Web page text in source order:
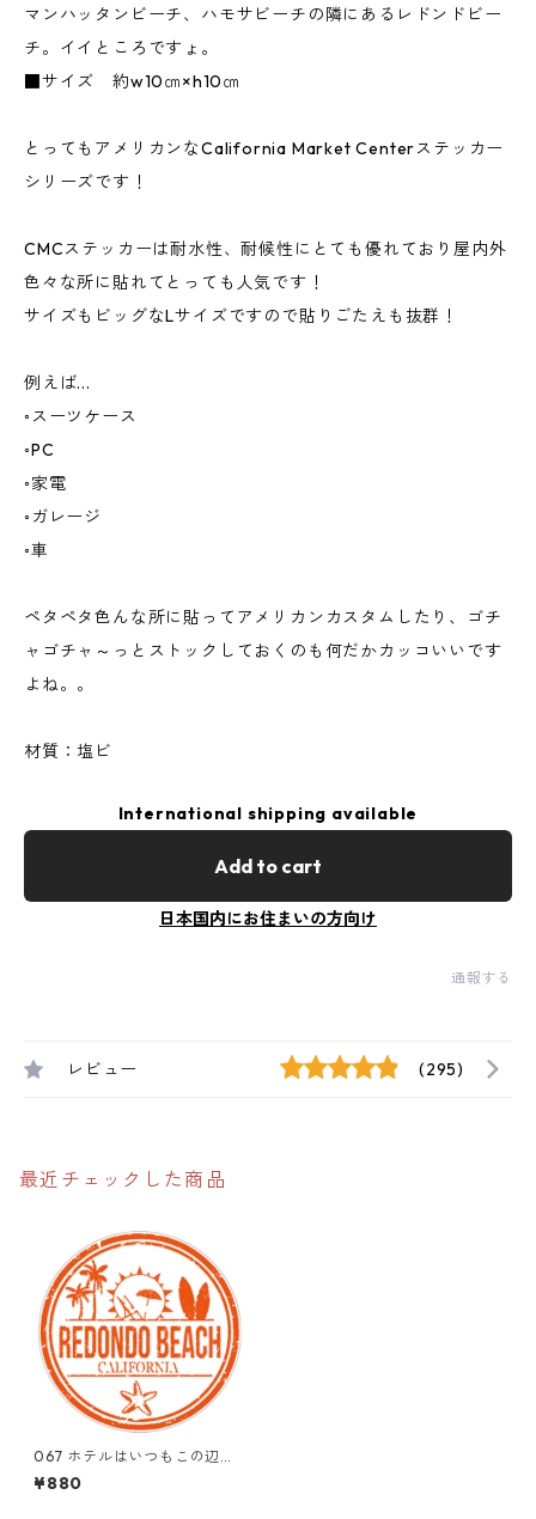
マンハッタンビーチ、ハモサビーチの隣にあるレドンドビー
チ。イイところですょ。
■サイズ 約w10㎝×h10㎝
とってもアメリカンなCalifornia Market Centerステッカー
シリーズです！
CMCステッカーは耐水性、耐候性にとても優れており屋内外
色々な所に貼れてとっても人気です！
サイズもビッグなLサイズですので貼りごたえも抜群！
例えば...
◦スーツケース
◦PC
◦家電
◦ガレージ
◦車
ペタペタ色んな所に貼ってアメリカンカスタムしたり、ゴチ
ャゴチャ～っとストックしておくのも何だかカッコいいです
よね。。
材質：塩ビ
International shipping available
Add to cart
日本国内にお住まいの方向け
通報する
レビュー (295)
最近チェックした商品
067 ホテルはいつもこの辺
り。"California Market Cent
er" アメリカンステッカー
¥880